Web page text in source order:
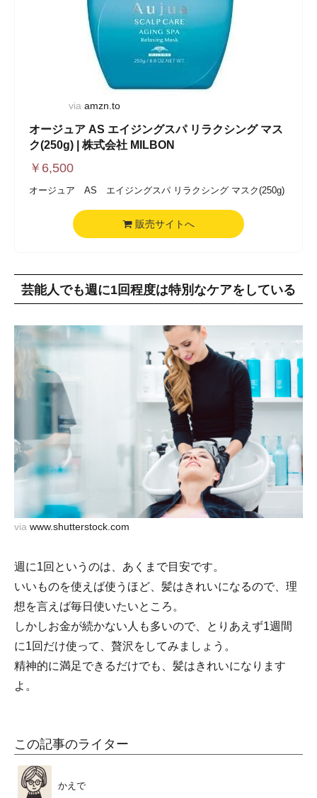
②オリーブオイル※配合※オリーブ果実油（保湿成分）
③グレープシードオイル※配合※ブドウ種子油（保湿成分）
④ココナッツオイル※配合※ヤシ油（保湿成分）
via amzn.to
オージュア AS エイジングスパ リラクシング マス
ク(250g) | 株式会社 MILBON
￥ 6,500
オージュア AS エイジングスパ リラクシング マスク(250g)
販売サイトへ
芸能人でも週に1回程度は特別なケアをしている
via www.shutterstock.com
週に1回というのは、あくまで目安です。
いいものを使えば使うほど、髪はきれいになるので、理
想を言えば毎日使いたいところ。
しかしお金が続かない人も多いので、とりあえず1週間
に1回だけ使って、贅沢をしてみましょう。
精神的に満足できるだけでも、髪はきれいになります
よ。
この記事のライター
かえで